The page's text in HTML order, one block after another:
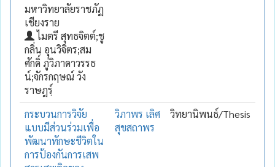
มหาวิทยาลัยราชภัฏ
เชียงราย
ไมตรี สุทธจิตต์;ชู
กลิ่น อุนวิจิตร;สม
ศักดิ์ ภู่วิภาดาวรรธ
น์;จักรกฤษณ์ วัง
ราษฎรฺ์
กระบวนการวิจัย
แบบมีส่วนร่วมเพื่อ
พัฒนาทักษะชีวิตใน
การป้องกันการเสพ
วิภาพร เลิศ
สุขสถาพร
วิทยานิพนธ์/Thesis